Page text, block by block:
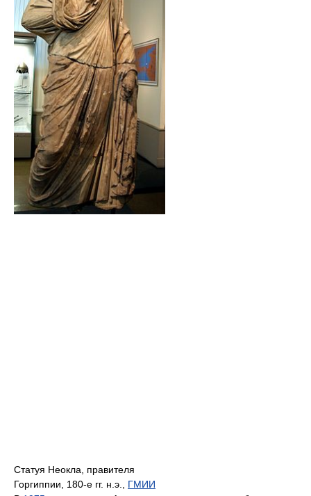
Статуя Неокла, правителя
Горгиппии, 180-е гг. н.э., ГМИИ